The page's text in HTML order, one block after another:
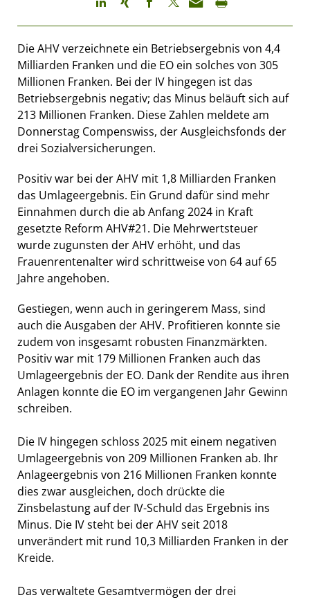
Die AHV verzeichnete ein Betriebsergebnis von 4,4
Milliarden Franken und die EO ein solches von 305
Millionen Franken. Bei der IV hingegen ist das
Betriebsergebnis negativ; das Minus beläuft sich auf
213 Millionen Franken. Diese Zahlen meldete am
Donnerstag Compenswiss, der Ausgleichsfonds der
drei Sozialversicherungen.
Positiv war bei der AHV mit 1,8 Milliarden Franken
das Umlageergebnis. Ein Grund dafür sind mehr
Einnahmen durch die ab Anfang 2024 in Kraft
gesetzte Reform AHV#21. Die Mehrwertsteuer
wurde zugunsten der AHV erhöht, und das
Frauenrentenalter wird schrittweise von 64 auf 65
Jahre angehoben.
Gestiegen, wenn auch in geringerem Mass, sind
auch die Ausgaben der AHV. Profitieren konnte sie
zudem von insgesamt robusten Finanzmärkten.
Positiv war mit 179 Millionen Franken auch das
Umlageergebnis der EO. Dank der Rendite aus ihren
Anlagen konnte die EO im vergangenen Jahr Gewinn
schreiben.
Die IV hingegen schloss 2025 mit einem negativen
Umlageergebnis von 209 Millionen Franken ab. Ihr
Anlageergebnis von 216 Millionen Franken konnte
dies zwar ausgleichen, doch drückte die
Zinsbelastung auf der IV-Schuld das Ergebnis ins
Minus. Die IV steht bei der AHV seit 2018
unverändert mit rund 10,3 Milliarden Franken in der
Kreide.
Das verwaltete Gesamtvermögen der drei